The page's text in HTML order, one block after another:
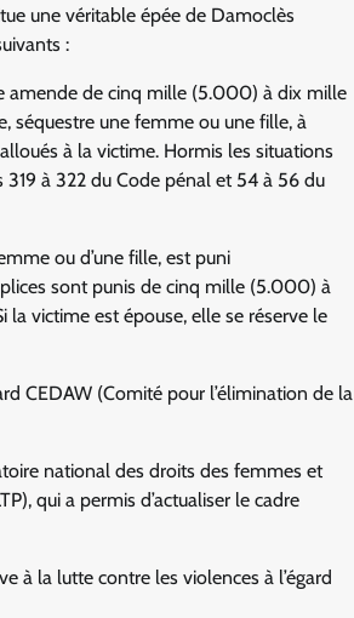
une véritable épée de Damoclès
:
amende de cinq mille (5.000) à dix mille
séquestre une femme ou une fille, à
à la victime. Hormis les situations
319 à 322 du Code pénal et 54 à 56 du
ou d’une fille, est puni
sont punis de cinq mille (5.000) à
victime est épouse, elle se réserve le
CEDAW (Comité pour l’élimination de la
national des droits des femmes et
qui a permis d’actualiser le cadre
à la lutte contre les violences à l’égard